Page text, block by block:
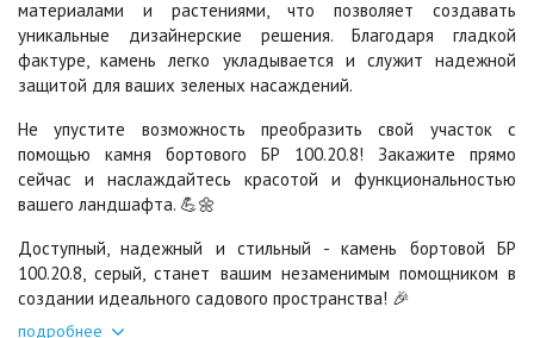
Черный
400 ₽/шт
481 ₽/шт
Шафран
460 ₽/шт
651 ₽/шт
Янтарь
460 ₽/шт
Яшма
460 ₽/шт
651 ₽
материалами и растениями, что позволяет создавать
уникальные дизайнерские решения. Благодаря гладкой
фактуре, камень легко укладывается и служит надежной
защитой для ваших зеленых насаждений.
Не упустите возможность преобразить свой участок с
помощью камня бортового БР 100.20.8! Закажите прямо
сейчас и наслаждайтесь красотой и функциональностью
вашего ландшафта. 💪🌼
Доступный, надежный и стильный - камень бортовой БР
100.20.8, серый, станет вашим незаменимым помощником в
создании идеального садового пространства! 🎉
подробнее